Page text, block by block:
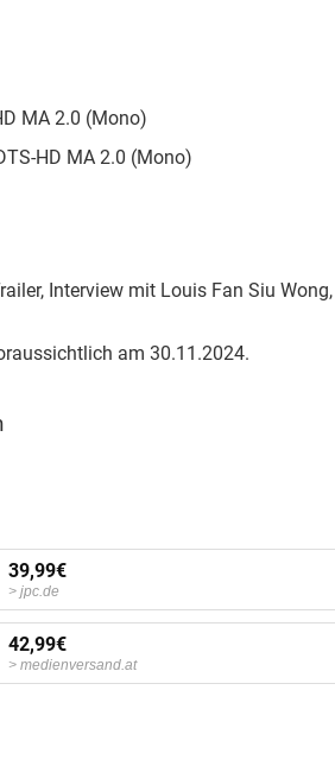
MA 2.0 (Mono)
HD MA 2.0 (Mono)
Interview mit Louis Fan Siu
am 30.11.2024.
39,99€
jpc.de
42,99€
medienversand.at